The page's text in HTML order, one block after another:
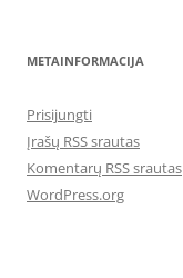
METAINFORMACIJA
Prisijungti
Įrašų RSS srautas
Komentarų RSS srautas
WordPress.org